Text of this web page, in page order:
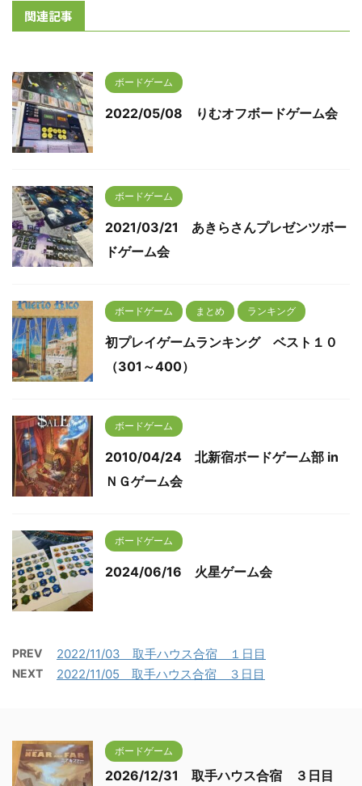
関連記事
ボードゲーム
2022/05/08 りむオフボードゲーム会
ボードゲーム
2021/03/21 あきらさんプレゼンツボー
ドゲーム会
ボードゲーム まとめ ランキング
初プレイゲームランキング ベスト１０
（301～400）
ボードゲーム
2010/04/24 北新宿ボードゲーム部 in
ＮＧゲーム会
ボードゲーム
2024/06/16 火星ゲーム会
PREV 2022/11/03 取手ハウス合宿 １日目
NEXT 2022/11/05 取手ハウス合宿 ３日目
ボードゲーム
2026/12/31 取手ハウス合宿 ３日目